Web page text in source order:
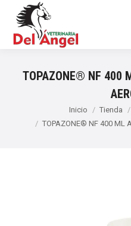
TOPAZONE® NF 400
Inicio Tienda
TOPAZONE® NF 400 ML